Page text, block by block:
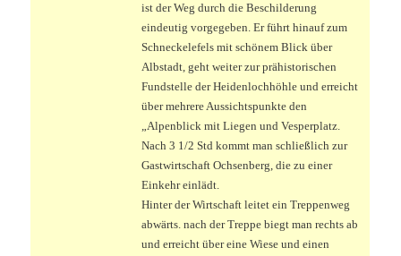
ist der Weg durch die Beschilderung
eindeutig vorgegeben. Er führt hinauf zum
Schneckelefels mit schönem Blick über
Albstadt, geht weiter zur prähistorischen
Fundstelle der Heidenlochhöhle und erreicht
über mehrere Aussichtspunkte den
„Alpenblick mit Liegen und Vesperplatz.
Nach 3 1/2 Std kommt man schließlich zur
Gastwirtschaft Ochsenberg, die zu einer
Einkehr einlädt.
Hinter der Wirtschaft leitet ein Treppenweg
abwärts. nach der Treppe biegt man rechts ab
und erreicht über eine Wiese und einen